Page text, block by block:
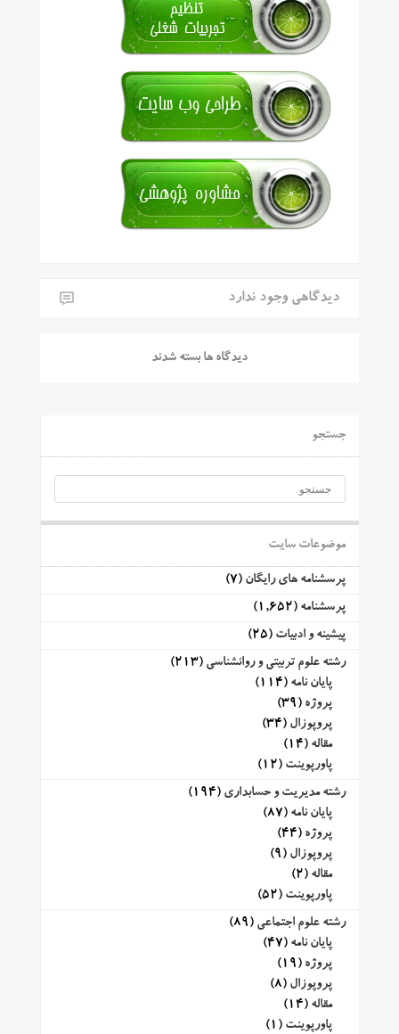
دیدگاهی وجود ندارد
دیدگاه ها بسته شدند
جستجو
موضوعات سایت
پرسشنامه های رایگان (7)
پرسشنامه (1,652)
پیشینه و ادبیات (25)
رشته علوم تربیتی و روانشناسی (213)
پایان نامه (114)
پروژه (39)
پروپوزال (34)
مقاله (14)
پاورپوینت (12)
رشته مدیریت و حسابداری (194)
پایان نامه (87)
پروژه (44)
پروپوزال (9)
مقاله (2)
پاورپوینت (52)
رشته علوم اجتماعی (89)
پایان نامه (47)
پروژه (19)
پروپوزال (8)
مقاله (14)
پاورپوینت (1)